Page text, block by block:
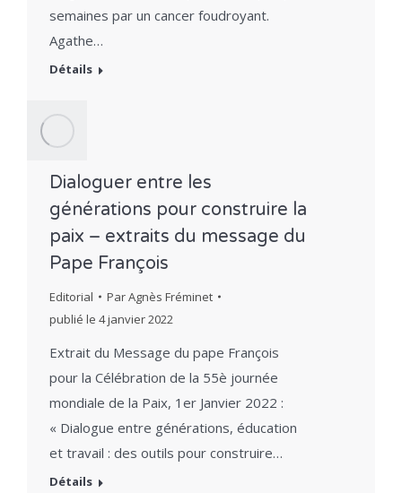
semaines par un cancer foudroyant.
Agathe…
Détails
Dialoguer entre les
générations pour construire la
paix – extraits du message du
Pape François
Editorial ParAgnès Fréminet
publié le 4 janvier 2022
Extrait du Message du pape François
pour la Célébration de la 55è journée
mondiale de la Paix, 1er Janvier 2022 :
« Dialogue entre générations, éducation
et travail : des outils pour construire…
Détails